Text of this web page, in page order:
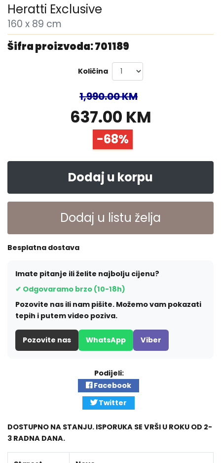
Heratti Exclusive
160 x 89 cm
Šifra proizvoda: 701189
Količina
1,990.00 KM
637.00 KM
-68%
Dodaj u korpu
Dodaj u listu želja
Besplatna dostava
Imate pitanje ili želite najbolju cijenu?
✔ Odgovaramo brzo (10-18h)
Pozovite nas ili nam pišite. Možemo vam pokazati
tepih i putem video poziva.
Pozovite nas WhatsApp Viber
Podijeli:
Facebook
Twitter
DOSTUPNO NA STANJU. ISPORUKA SE VRŠI U ROKU OD 2-
3 RADNA DANA.